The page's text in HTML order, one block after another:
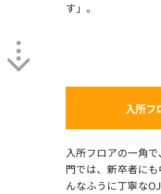
す」。
入所フ
入所フロアの一角
門では、新卒者に
んなふうに丁寧な